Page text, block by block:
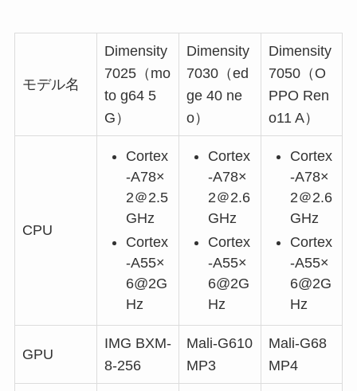
モデル名
Dimensity
7025（mo
to g64 5
G）
Dimensity
7030（ed
ge 40 ne
o）
Dimensity
7050（O
PPO Ren
o11 A）
CPU
Cortex
-A78×
2＠2.5
GHz
Cortex
-A55×
6@2G
Hz
Cortex
-A78×
2＠2.6
GHz
Cortex
-A55×
6@2G
Hz
Cortex
-A78×
2＠2.6
GHz
Cortex
-A55×
6@2G
Hz
GPU
IMG BXM-
8-256
Mali-G610
MP3
Mali-G68
MP4